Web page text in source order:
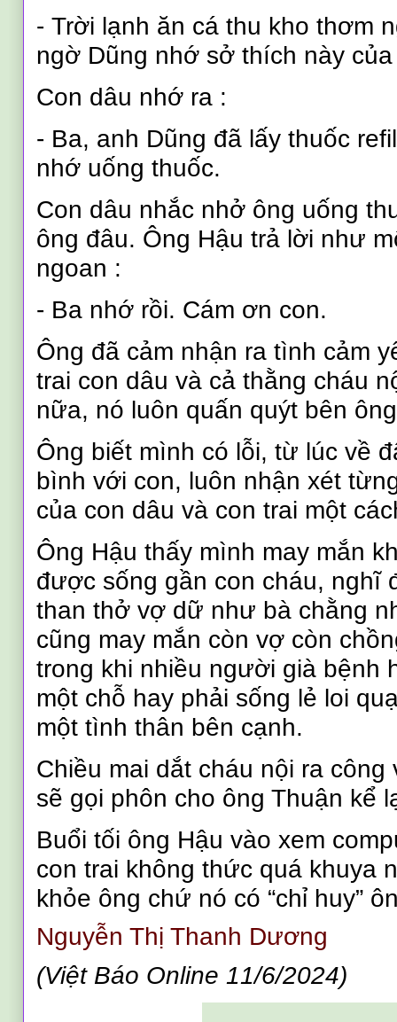
- Trời lạnh ăn cá thu kho thơm
ngờ Dũng nhớ sở thích này
Con dâu nhớ ra :
- Ba, anh Dũng đã lấy thuốc
nhớ uống thuốc.
Con dâu nhắc nhở ông uống
ông đâu. Ông Hậu trả lời như
ngoan :
- Ba nhớ rồi. Cám ơn con.
Ông đã cảm nhận ra tình cảm
trai con dâu và cả thằng cháu
nữa, nó luôn quấn quýt bên
Ông biết mình có lỗi, từ lúc về
bình với con, luôn nhận xét
của con dâu và con trai một
Ông Hậu thấy mình may mắn
được sống gần con cháu, nghĩ
than thở vợ dữ như bà chằng
cũng may mắn còn vợ còn
trong khi nhiều người già bệnh
một chỗ hay phải sống lẻ loi
một tình thân bên cạnh.
Chiều mai dắt cháu nội ra
sẽ gọi phôn cho ông Thuận kể
Buổi tối ông Hậu vào xem
con trai không thức quá khuya
khỏe ông chứ nó có “chỉ huy”
Nguyễn Thị Thanh Dương
(Việt Báo Online 11/6/2024)